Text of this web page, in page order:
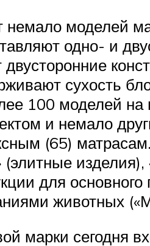
немало моделей
одно- и
сухость
100 моделей
и немало
(65)
для
животных
марки сегодня